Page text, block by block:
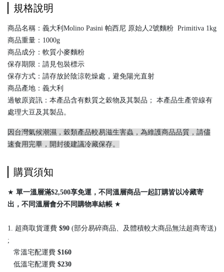
規格說明
商品名稱：義大利Molino Pasini 帕西尼 原始人2號麵粉 Primitiva 1kg
商品重量：1000g
商品成分：軟質小麥麵粉
保存期限：請見包裝標示
保存方式：請存放於陰涼乾燥處，避免陽光直射
商品產地：義大利
過敏原資訊：本產品含有麩質之穀物及其製品； 本產品生產管線有
處理大豆及其製品。
因台灣氣候潮濕，穀類產品較易滋生害蟲，為維護商品品質，請儘
速食用完畢，開封後建議冷藏保存。
購買須知
★ 單一溫層滿$2,500享免運，不同溫層商品一起訂購皆以冷藏寄
出， 不同溫層會分不同購物車結帳 ★
1. 超商取貨運費 $90 (部分易碎商品、及體積較大商品無法超商寄送)
;
常溫宅配運費 $160
低溫宅配運費 $230